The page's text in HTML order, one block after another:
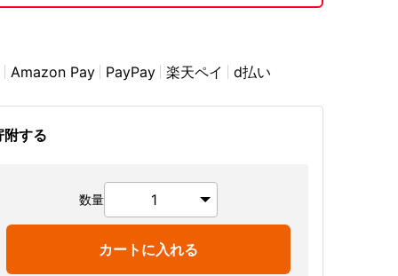
Amazon Pay PayPay 楽天ペイ d払い
する
数量
カートに入れる